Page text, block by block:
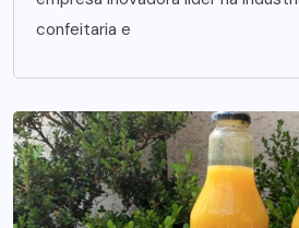
confeitaria e